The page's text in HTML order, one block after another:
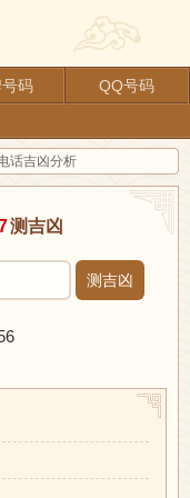
码
QQ号码
话吉凶分析
测吉凶
测吉凶